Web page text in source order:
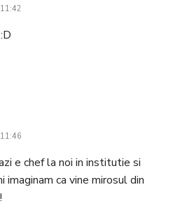
e chef la noi in institutie si
ca vine mirosul din